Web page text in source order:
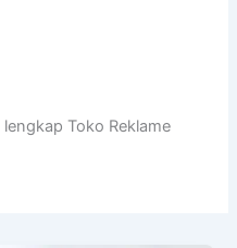
Toko Reklame